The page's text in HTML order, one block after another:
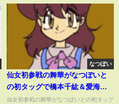
なつぽい
仙女初参戦の舞華がなつぽいと
の初タッグで橋本千紘＆愛海を
破り、3・19代々木で対戦するタ
仙女初参戦の舞華がなつぽいとの初タッグ